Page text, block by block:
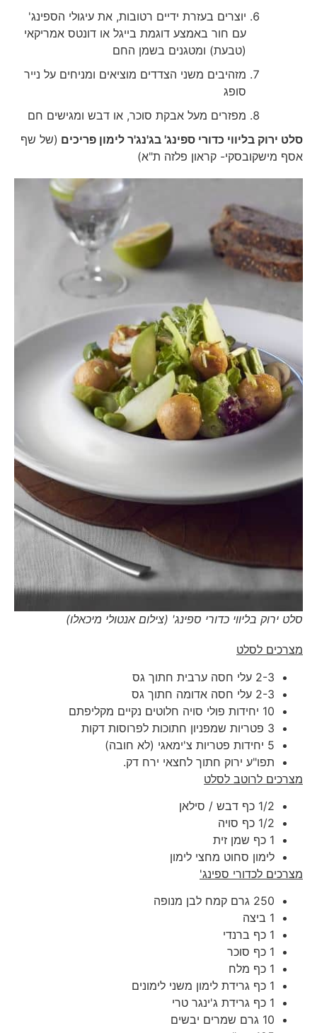
יוצרים בעזרת ידיים רטובות, את עיגולי הספינג'
עם חור באמצע דוגמת בייגל או דונטס אמריקאי
(טבעת) ומטגנים בשמן החם
מזהיבים משני הצדדים מוציאים ומניחים על נייר
סופג
מפזרים מעל אבקת סוכר, או דבש ומגישים חם
סלט ירוק בליווי כדורי ספינג' בג'נג'ר לימון פריכים(של שף
אסף מישקובסקי- קראון פלזה ת"א)
סלט ירוק בליווי כדורי ספינג' (צילום אנטולי מיכאלו)
מצרכים לסלט
2-3 עלי חסה ערבית חתוך גס
2-3 עלי חסה אדומה חתוך גס
10 יחידות פולי סויה חלוטים נקיים מקליפתם
3 פטריות שמפניון חתוכות לפרוסות דקות
5 יחידות פטריות צ'ימאגי (לא חובה)
תפו"ע ירוק חתוך לחצאי ירח דק.
מצרכים לרוטב לסלט
1/2 כף דבש / סילאן
1/2 כף סויה
1 כף שמן זית
לימון סחוט מחצי לימון
מצרכים לכדורי ספינג'
250 גרם קמח לבן מנופה
1 ביצה
1 כף ברנדי
1 כף סוכר
1 כף מלח
1 כף גרידת לימון משני לימונים
1 כף גרידת ג'ינגר טרי
10 גרם שמרים יבשים